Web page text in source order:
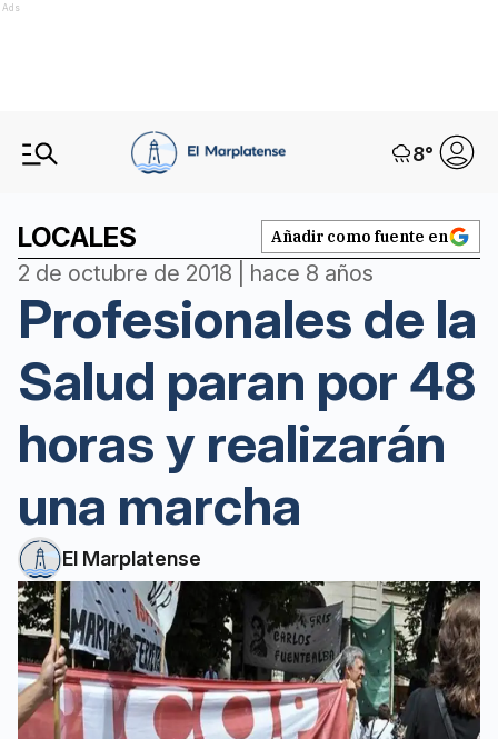
Ads
8°
LOCALES Añadir como fuente en
2 de octubre de 2018 | hace 8 años
Profesionales de la
Salud paran por 48
horas y realizarán
una marcha
El Marplatense